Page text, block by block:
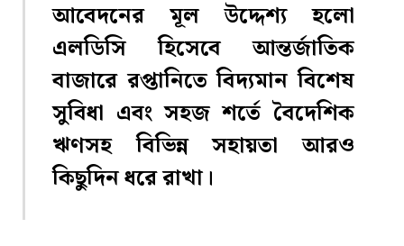
আবেদনের মূল উদ্দেশ্য হলো
এলডিসি হিসেবে আন্তর্জাতিক
বাজারে রপ্তানিতে বিদ্যমান বিশেষ
সুবিধা এবং সহজ শর্তে বৈদেশিক
ঋণসহ বিভিন্ন সহায়তা আরও
কিছুদিন ধরে রাখা।